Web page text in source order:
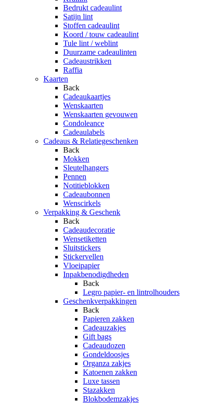
Bedrukt cadeaulint
Satijn lint
Stoffen cadeaulint
Koord / touw cadeaulint
Tule lint / weblint
Duurzame cadeaulinten
Cadeaustrikken
Raffia
Kaarten
Back
Cadeaukaartjes
Wenskaarten
Wenskaarten gevouwen
Condoleance
Cadeaulabels
Cadeaus & Relatiegeschenken
Back
Mokken
Sleutelhangers
Pennen
Notitieblokken
Cadeaubonnen
Wenscirkels
Verpakking & Geschenk
Back
Cadeaudecoratie
Wensetiketten
Sluitstickers
Stickervellen
Vloeipapier
Inpakbenodigdheden
Back
Legro papier- en lintrolhouders
Geschenkverpakkingen
Back
Papieren zakken
Cadeauzakjes
Gift bags
Cadeaudozen
Gondeldoosjes
Organza zakjes
Katoenen zakken
Luxe tassen
Stazakken
Blokbodemzakjes